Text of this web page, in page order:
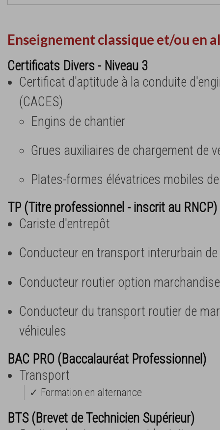
Enseignement classique et/ou en
Certificats Divers - Niveau 3
Certificat d'aptitude à la conduite
(CACES)
Engins de chantier
Grues auxiliaires de chargement de
Plates-formes élévatrices mobiles
TP (Titre professionnel - inscrit au RNCP)
Cariste d'entrepôt
Conducteur en transport interurbain
Conducteur routier option
Conducteur du transport routier de
véhicules
BAC PRO (Baccalauréat Professionnel)
Transport
✓ Formation en alternance
BTS (Brevet de Technicien Supérieur)